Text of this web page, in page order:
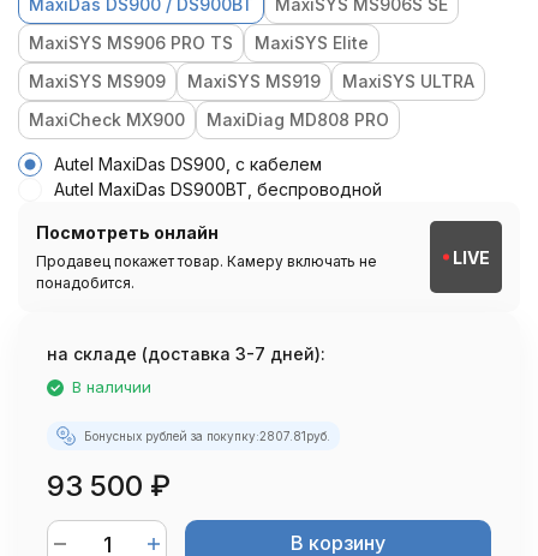
MaxiDas DS900 / DS900BT
MaxiSYS MS906S SE
MaxiSYS MS906 PRO TS
MaxiSYS Elite
MaxiSYS MS909
MaxiSYS MS919
MaxiSYS ULTRA
MaxiCheck MX900
MaxiDiag MD808 PRO
Autel MaxiDas DS900, с кабелем
Autel MaxiDas DS900BT, беспроводной
Посмотреть онлайн
Продавец покажет товар. Камеру включать не
понадобится.
LIVE
на складе (доставка 3-7 дней):
В наличии
Бонусных рублей за покупку:2807.81руб.
93 500 ₽
В корзину